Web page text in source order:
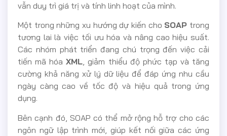
vẫn duy trì giá trị và tính linh hoạt của mình.
Một trong những xu hướng dự kiến cho SOAP trong
tương lai là việc tối ưu hóa và nâng cao hiệu suất.
Các nhóm phát triển đang chú trọng đến việc cải
tiến mã hóaXML, giảm thiểu độ phức tạp và tăng
cường khả năng xử lý dữ liệu để đáp ứng nhu cầu
ngày càng cao về tốc độ và hiệu quả trong ứng
dụng.
Bên cạnh đó, SOAP có thể mở rộng hỗ trợ cho các
ngôn ngữ lập trình mới, giúp kết nối giữa các ứng